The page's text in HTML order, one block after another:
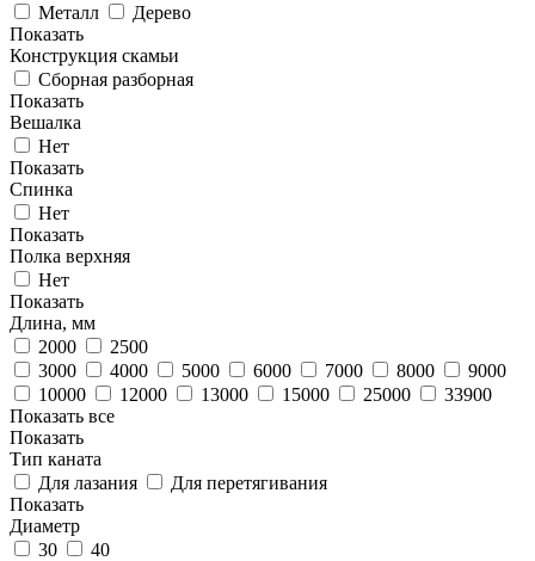
Металл
Дерево
Показать
Конструкция скамьи
Сборная разборная
Показать
Вешалка
Нет
Показать
Спинка
Нет
Показать
Полка верхняя
Нет
Показать
Длина, мм
2000
2500
3000
4000 5000 6000 7000 8000
9000
10000
12000 13000 15000 25000
33900
Показать все
Показать
Тип каната
Для лазания
Для перетягивания
Показать
Диаметр
30
40